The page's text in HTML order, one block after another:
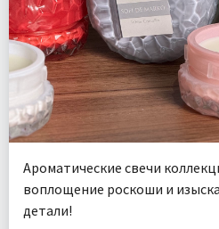
Ароматические свечи
воплощение роскоши и
детали!